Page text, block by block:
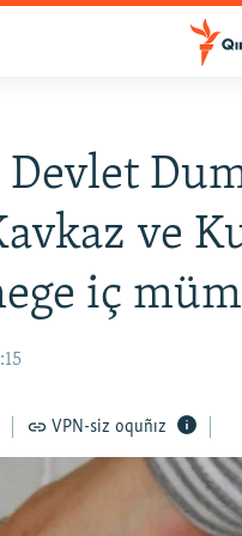
Devlet
ve
iç
VPN-siz oquñız